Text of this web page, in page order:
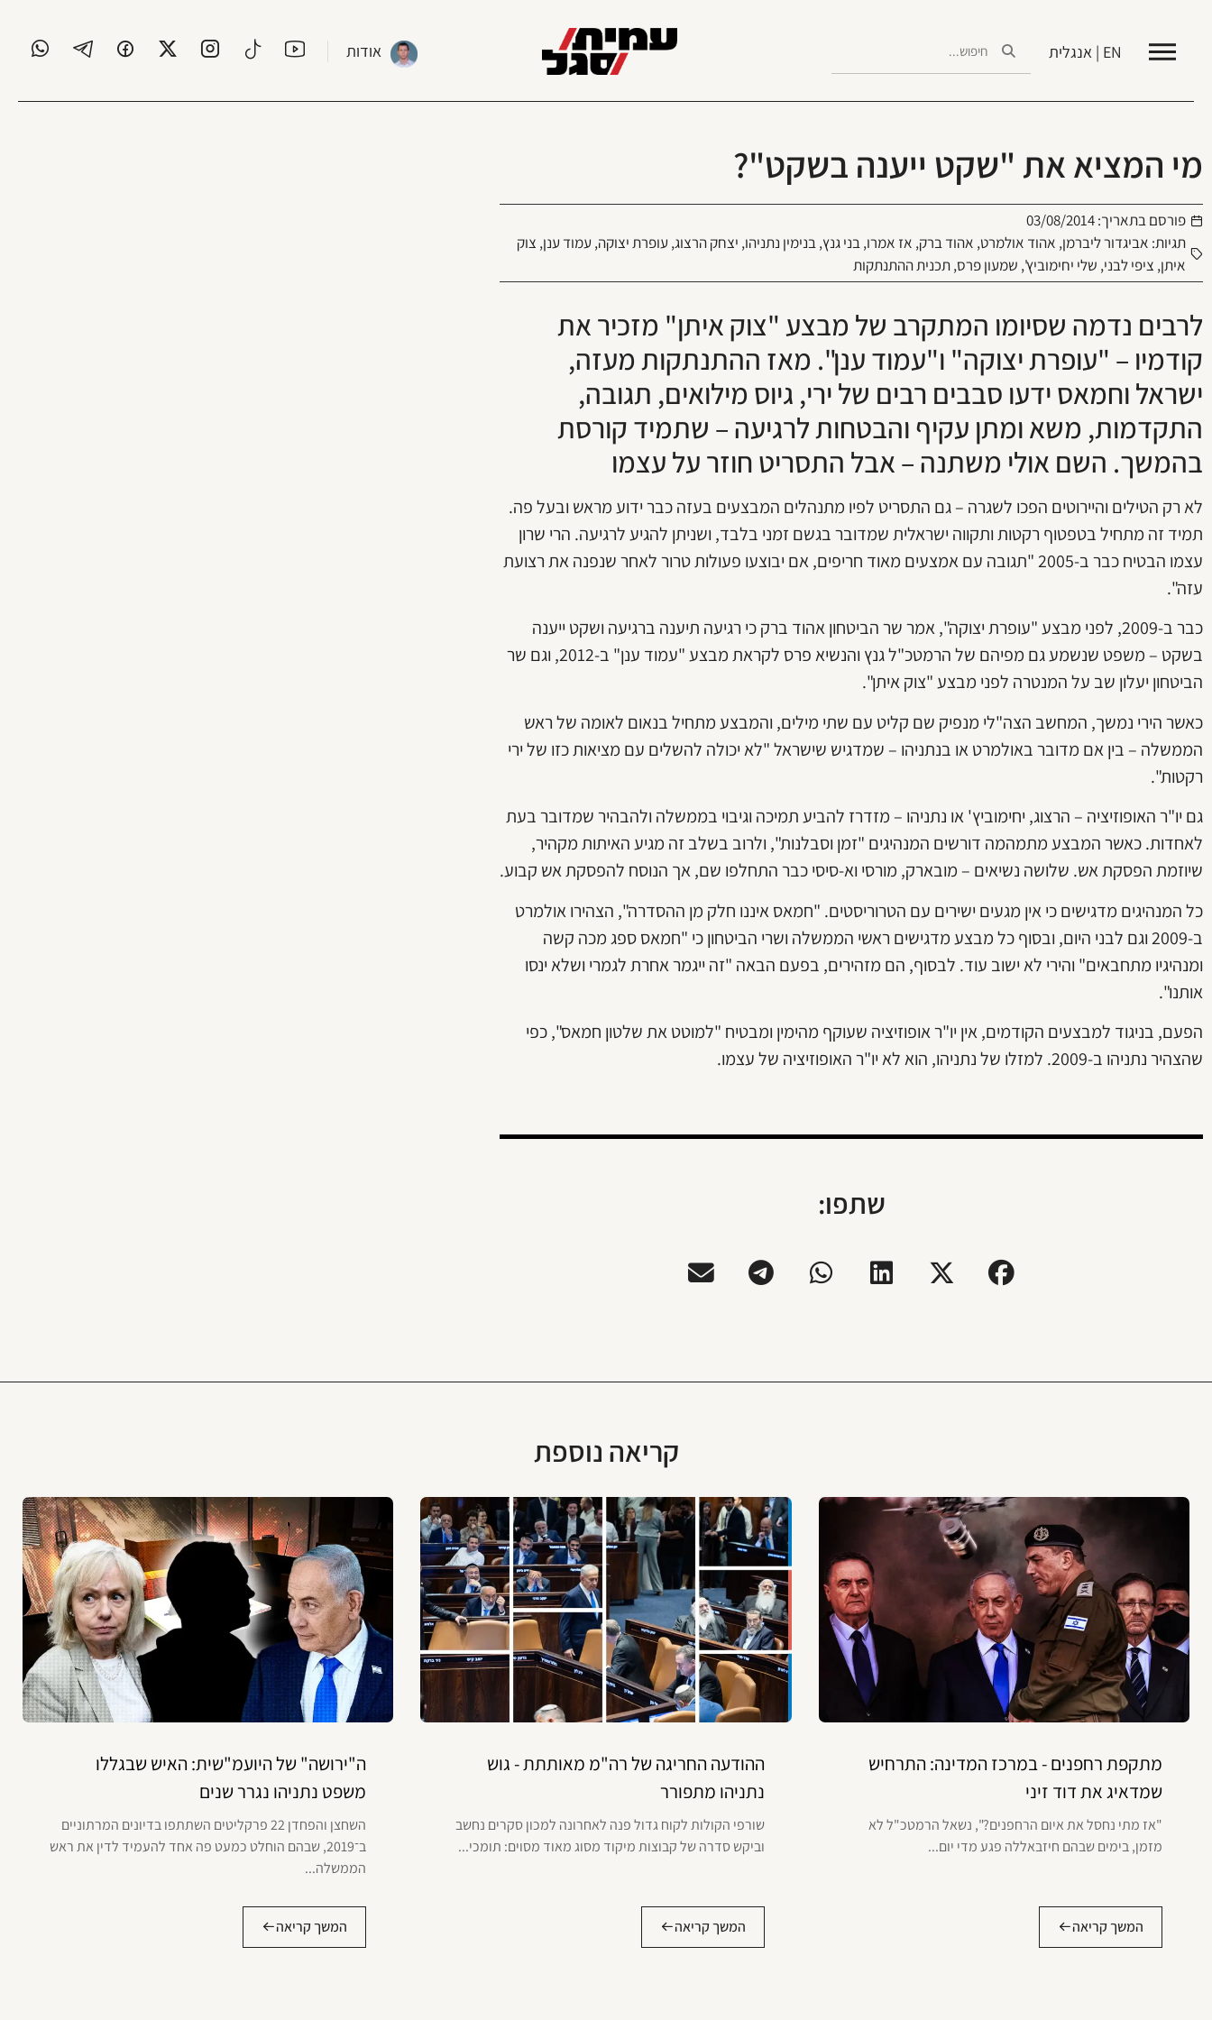
EN | אנגלית אודות
מי המציא את "שקט ייענה בשקט"?
פורסם בתאריך:03/08/2014
תגיות: אביגדור ליברמן, אהוד אולמרט, אהוד ברק, אז אמרו,בני גנץ,בנימין נתניהו, יצחק הרצוג,עופרת יצוקה,עמוד ענן, צוק
איתן, ציפי לבני, שלי יחימוביץ', שמעון פרס,תכנית ההתנתקות
לרבים נדמה שסיומו המתקרב של מבצע "צוק איתן" מזכיר את
קודמיו – "עופרת יצוקה" ו"עמוד ענן". מאז ההתנתקות מעזה,
ישראל וחמאס ידעו סבבים רבים של ירי, גיוס מילואים, תגובה,
התקדמות, משא ומתן עקיף והבטחות לרגיעה – שתמיד קורסת
בהמשך. השם אולי משתנה – אבל התסריט חוזר על עצמו
לא רק הטילים והיירוטים הפכו לשגרה – גם התסריט לפיו מתנהלים המבצעים בעזה כבר ידוע מראש ובעל פה.
תמיד זה מתחיל בטפטוף רקטות ותקווה ישראלית שמדובר בגשם זמני בלבד, ושניתן להגיע לרגיעה. הרי שרון
עצמו הבטיח כבר ב-2005 "תגובה עם אמצעים מאוד חריפים, אם יבוצעו פעולות טרור לאחר שנפנה את רצועת
עזה".
כבר ב-2009, לפני מבצע "עופרת יצוקה", אמר שר הביטחון אהוד ברק כי רגיעה תיענה ברגיעה ושקט ייענה
בשקט – משפט שנשמע גם מפיהם של הרמטכ"ל גנץ והנשיא פרס לקראת מבצע "עמוד ענן" ב-2012, וגם שר
הביטחון יעלון שב על המנטרה לפני מבצע "צוק איתן".
כאשר הירי נמשך, המחשב הצה"לי מנפיק שם קליט עם שתי מילים, והמבצע מתחיל בנאום לאומה של ראש
הממשלה – בין אם מדובר באולמרט או בנתניהו – שמדגיש שישראל "לא יכולה להשלים עם מציאות כזו של ירי
רקטות".
גם יו"ר האופוזיציה – הרצוג, יחימוביץ' או נתניהו – מזדרז להביע תמיכה וגיבוי בממשלה ולהבהיר שמדובר בעת
לאחדות. כאשר המבצע מתמהמה דורשים המנהיגים "זמן וסבלנות", ולרוב בשלב זה מגיע האיתות מקהיר,
שיוזמת הפסקת אש. שלושה נשיאים – מובארק, מורסי וא-סיסי כבר התחלפו שם, אך הנוסח להפסקת אש קבוע.
כל המנהיגים מדגישים כי אין מגעים ישירים עם הטרוריסטים. "חמאס איננו חלק מן ההסדרה", הצהירו אולמרט
ב-2009 וגם לבני היום, ובסוף כל מבצע מדגישים ראשי הממשלה ושרי הביטחון כי "חמאס ספג מכה קשה
ומנהיגיו מתחבאים" והירי לא ישוב עוד. לבסוף, הם מזהירים, בפעם הבאה "זה ייגמר אחרת לגמרי ושלא ינסו
אותנו".
הפעם, בניגוד למבצעים הקודמים, אין יו"ר אופוזיציה שעוקף מהימין ומבטיח "למוטט את שלטון חמאס", כפי
שהצהיר נתניהו ב-2009. למזלו של נתניהו, הוא לא יו"ר האופוזיציה של עצמו.
שתפו:
קריאה נוספת
מתקפת רחפנים - במרכז המדינה: התרחיש
שמדאיג את דוד זיני
"אז מתי נחסל את איום הרחפנים?", נשאל הרמטכ"ל לא
מזמן, בימים שבהם חיזבאללה פגע מדי יום...
המשך קריאה
ההודעה החריגה של רה"מ מאותתת - גוש
נתניהו מתפורר
שורפי הקולות לקוח גדול פנה לאחרונה למכון סקרים נחשב
וביקש סדרה של קבוצות מיקוד מסוג מאוד מסוים: תומכי...
המשך קריאה
ה"ירושה" של היועמ"שית: האיש שבגללו
משפט נתניהו נגרר שנים
השחצן והפחדן 22 פרקליטים השתתפו בדיונים המרתוניים
ב־2019, שבהם הוחלט כמעט פה אחד להעמיד לדין את ראש
הממשלה...
המשך קריאה